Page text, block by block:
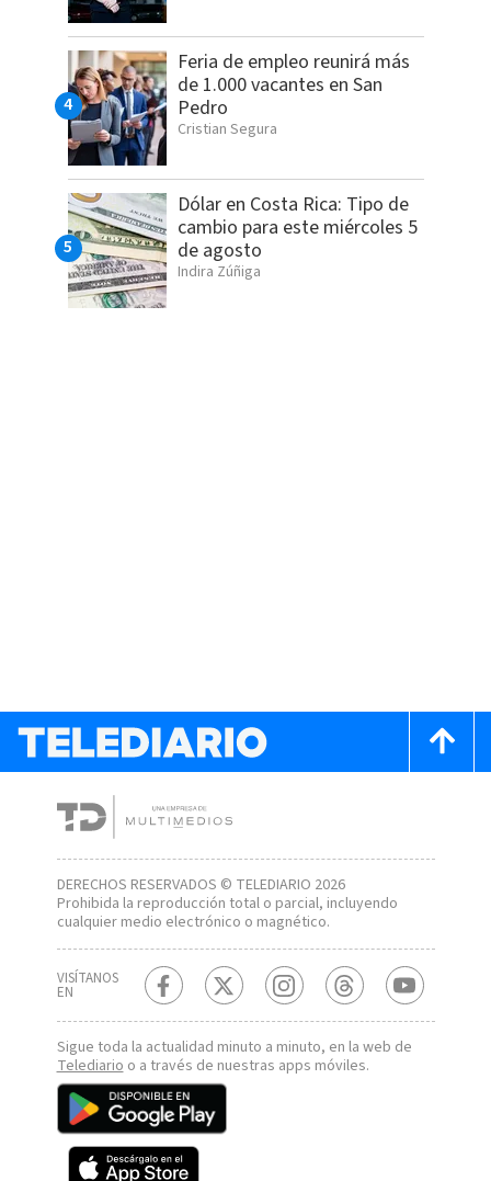
Feria de empleo reunirá más
de 1.000 vacantes en San
Pedro
Cristian Segura
Dólar en Costa Rica: Tipo de
cambio para este miércoles 5
de agosto
Indira Zúñiga
DERECHOS RESERVADOS © TELEDIARIO 2026
Prohibida la reproducción total o parcial, incluyendo
cualquier medio electrónico o magnético.
VISÍTANOS
EN
Sigue toda la actualidad minuto a minuto, en la web de
Telediarioo a través de nuestras apps móviles.